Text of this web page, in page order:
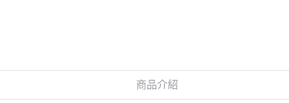
商品介紹